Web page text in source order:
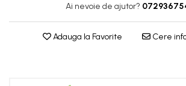
Ai nevoie de ajutor?
Adauga la Favorite Cere